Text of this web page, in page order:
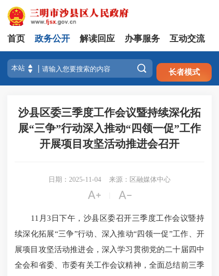
注册 登录
首页 政务公开 解读回应 办事服务 互动交流
 长者模式
沙县区委三季度工作会议暨持续深化拓
展“三争”行动深入推动“四领一促”工作
开展项目攻坚活动推进会召开
日期：2025-11-04 来源：区融媒体中心
 
11月3日下午，沙县区委召开三季度工作会议暨持
续深化拓展“三争”行动、深入推动“四领一促”工作、开
展项目攻坚活动推进会，深入学习贯彻党的二十届四中
全会和省委、市委有关工作会议精神，全面总结前三季